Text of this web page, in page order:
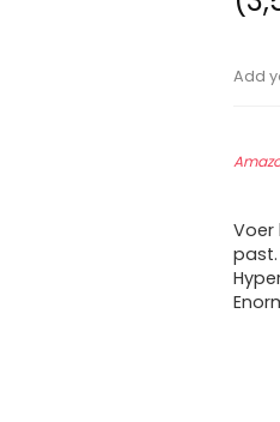
Add
Voer
past.